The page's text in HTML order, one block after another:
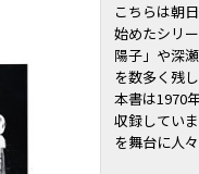
こちらは朝
始めたシリ
陽子」や深
を数多く残し
本書は1970
収録していま
を舞台に人